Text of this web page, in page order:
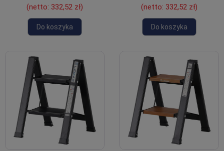
(netto: 332,52 zł)
Do koszyka
(netto: 332,52 zł)
Do koszyka